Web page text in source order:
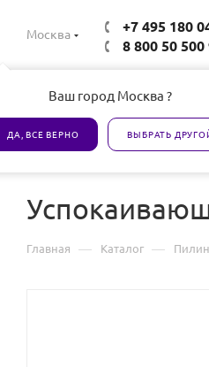
Москва
Ваш город Москва ?
ДА, ВСЕ ВЕРНО ВЫБРАТЬ
+7 495 180
8 800 50 500
Все товары
Главная — Каталог —